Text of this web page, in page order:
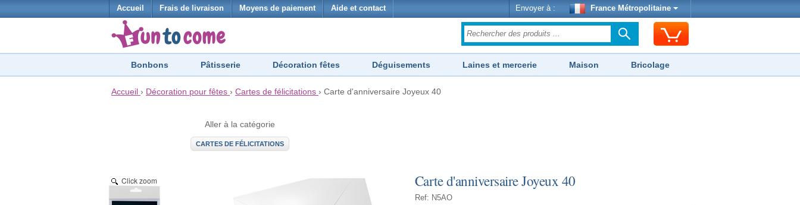
Accueil Frais de livraison Moyens de paiement Aide et contact Envoyer à : France Métropolitaine
Bonbons Pâtisserie Décoration fêtes Déguisements Laines et mercerie Maison Bricolage
Accueil › Décoration pour fêtes › Cartes de félicitations › Carte d'anniversaire Joyeux 40
Aller à la catégorie
CARTES DE FÉLICITATIONS
Carte d'anniversaire Joyeux 40
Ref: N5AO
Click zoom